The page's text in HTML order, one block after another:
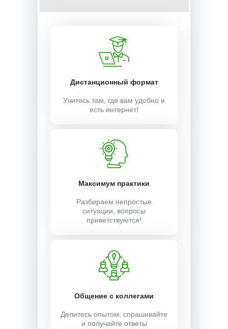
Дистанционный формат
Учитесь там, где вам удобно и
есть интернет!
Максимум практики
Разбираем непростые
ситуации, вопросы
приветствуются!
Общение с коллегами
Делитесь опытом, спрашивайте
и получайте ответы